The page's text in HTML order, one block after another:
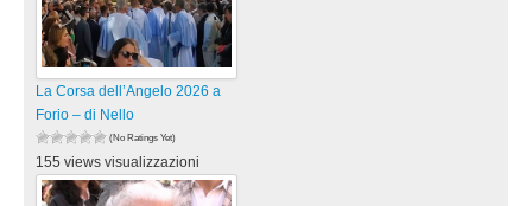
La Corsa dell’Angelo 2026 a
Forio – di Nello
(No Ratings Yet)
155 views visualizzazioni